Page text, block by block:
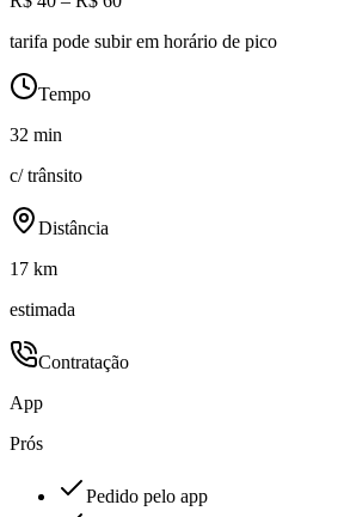
tarifa pode subir em horário de pico
Tempo
32 min
c/ trânsito
Distância
17 km
estimada
Contratação
App
Prós
Pedido pelo app